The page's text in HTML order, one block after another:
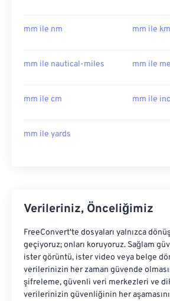
mm ile nm mm ile km
mm ile nautical-miles mm ile
mm ile cm mm ile
mm ile yards
Verileriniz, Önceliğimiz
FreeConvert'te dosyaları yalnızca
geçiyoruz; onları koruyoruz. Sağlam
ister görüntü, ister video veya belge
verilerinizin her zaman güvende
şifreleme, güvenli veri merkezleri ve
verilerinizin güvenliğinin her